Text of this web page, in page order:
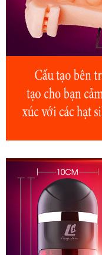
Sưởi
Ấm
Phê
Bản
FreeLander
Âm